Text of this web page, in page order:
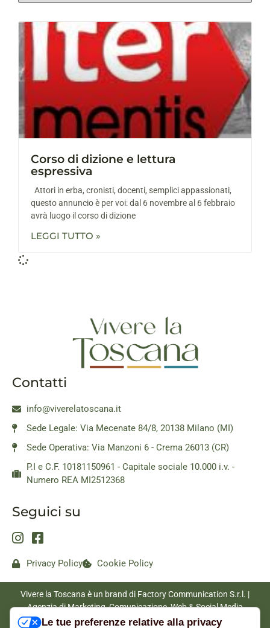
Corso di dizione e lettura
espressiva
Attori in erba, cronisti, docenti, semplici appassionati,
questo annuncio è per voi: dal 6 novembre al 6 febbraio
avrà luogo il corso di dizione
LEGGI TUTTO »
Contatti
info@viverelatoscana.it
Sede Legale: Via Mecenate 84/8, 20138 Milano (MI)
Sede Operativa: Via Manzoni 6 - Crema 26013 (CR)
P.I e C.F. 10181150961 - Capitale sociale 10.000 i.v. -
Numero REA MI2512368
Seguici su
Privacy Policy Cookie Policy
Vivere la Toscana è un brand di Factory Communication S.r.l. |
Agenzia di Marketing, Comunicazione, Web & Social Media
|www.factorycommunication.it
Le tue preferenze relative alla privacy